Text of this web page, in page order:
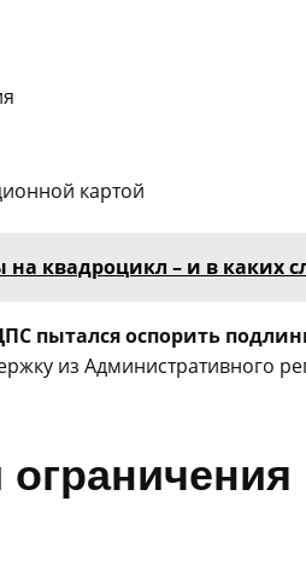
картой
квадроцикл – и в каких
пытался оспорить
из Административного